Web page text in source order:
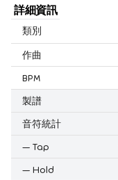
詳細資訊
類別
作曲
BPM
製譜
音符統計
— Tap
— Hold